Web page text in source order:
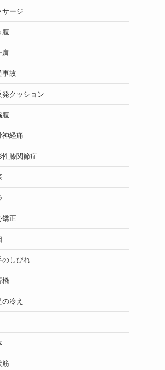
サージ
腹
肩
事故
発クッション
腹
神経痛
性膝関節症
矯正
のしびれ
橋
冷え
筋